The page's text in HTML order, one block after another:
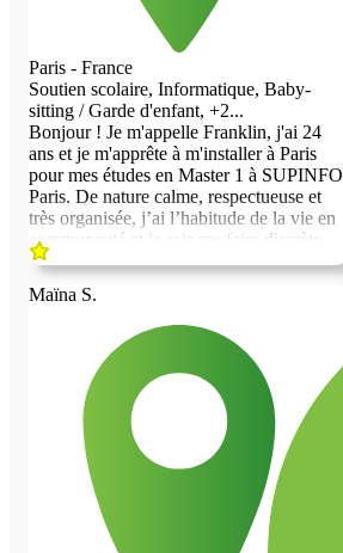
Paris - France
Soutien scolaire, Informatique, Baby-
sitting / Garde d'enfant, +2...
Bonjour ! Je m'appelle Franklin, j'ai 24
ans et je m'apprête à m'installer à Paris
pour mes études en Master 1 à SUPINFO
Paris. De nature calme, respectueuse et
très organisée, j’ai l’habitude de la vie en
communauté et je sais me faire discrète
quand il le faut. Mon rythme de vie sera
alternance si j'en trouve) et mes révisions
le soir. Je recherche un hébergement
chaleureux en échange de services. Au
plaisir d'échanger avec vous !
Maïna S.